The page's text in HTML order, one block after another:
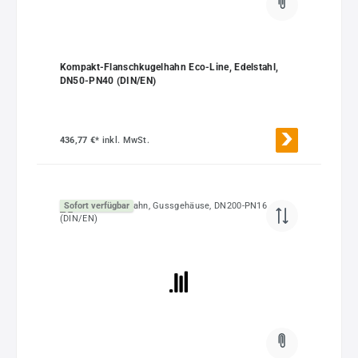
Kompakt-Flanschkugelhahn Eco-Line, Edelstahl,
DN50-PN40 (DIN/EN)
436,77 €* inkl. MwSt.
Sofort verfügbar